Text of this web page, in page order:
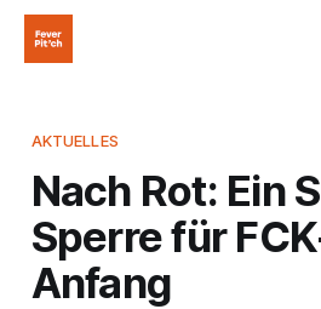
AKTUELLES
Nach Rot: Ein
Sperre für
Anfang